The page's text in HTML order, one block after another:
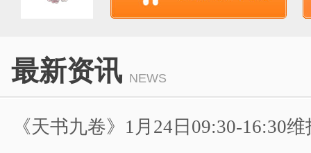
最新资讯 NEWS
《天书九卷》1月24日09:30-16:30